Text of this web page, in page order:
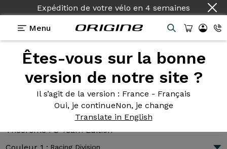
Expédition de votre vélo en 4 semaines
Menu
Êtes-vous sur la bonne
version de notre site ?
Il s’agit de la version : France - Français
Oui, je continueNon, je change
Translate in English
Présentation
Théorème FS Team Edition
Théorème FS Team Edition
Couleur 1 : Racing Division